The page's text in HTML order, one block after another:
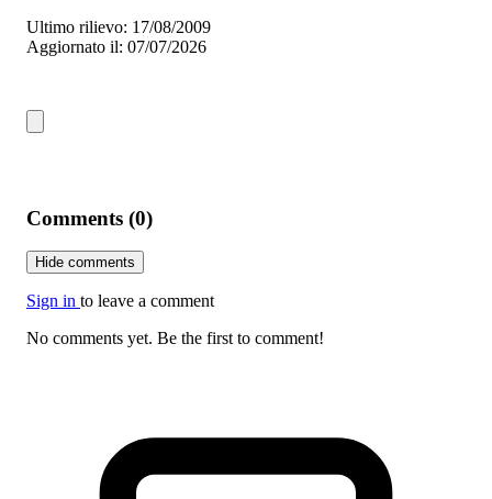
Ultimo rilievo: 17/08/2009
Aggiornato il: 07/07/2026
Comments (0)
Hide comments
Sign in to leave a comment
No comments yet. Be the first to comment!